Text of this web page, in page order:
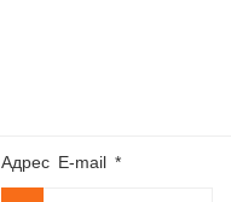
Адрес E-mail *